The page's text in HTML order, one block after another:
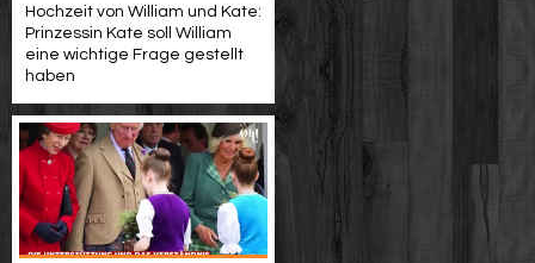
Hochzeit von William und Kate:
Prinzessin Kate soll William
eine wichtige Frage gestellt
haben